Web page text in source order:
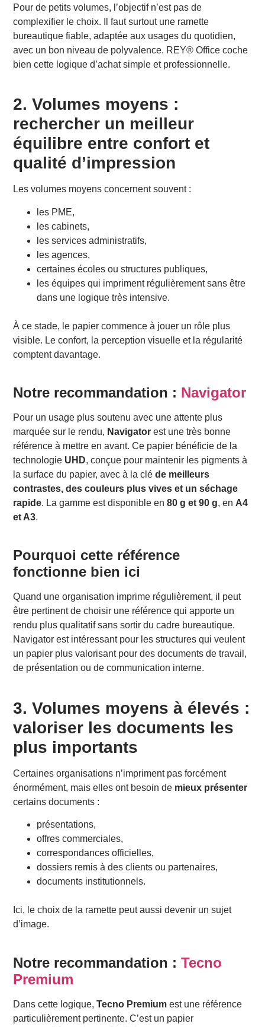
Pour de petits volumes, l’objectif n’est pas de
complexifier le choix. Il faut surtout une ramette
bureautique fiable, adaptée aux usages du quotidien,
avec un bon niveau de polyvalence. REY® Office coche
bien cette logique d’achat simple et professionnelle.
2. Volumes moyens :
rechercher un meilleur
équilibre entre confort et
qualité d’impression
Les volumes moyens concernent souvent :
les PME,
les cabinets,
les services administratifs,
les agences,
certaines écoles ou structures publiques,
les équipes qui impriment régulièrement sans être
dans une logique très intensive.
À ce stade, le papier commence à jouer un rôle plus
visible. Le confort, la perception visuelle et la régularité
comptent davantage.
Notre recommandation : Navigator
Pour un usage plus soutenu avec une attente plus
marquée sur le rendu, Navigator est une très bonne
référence à mettre en avant. Ce papier bénéficie de la
technologie UHD, conçue pour maintenir les pigments à
la surface du papier, avec à la cléde meilleurs
contrastes, des couleurs plus vives et un séchage
rapide. La gamme est disponible en80 g et 90 g, en A4
et A3.
Pourquoi cette référence
fonctionne bien ici
Quand une organisation imprime régulièrement, il peut
être pertinent de choisir une référence qui apporte un
rendu plus qualitatif sans sortir du cadre bureautique.
Navigator est intéressant pour les structures qui veulent
un papier plus valorisant pour des documents de travail,
de présentation ou de communication interne.
3. Volumes moyens à élevés :
valoriser les documents les
plus importants
Certaines organisations n’impriment pas forcément
énormément, mais elles ont besoin de mieux présenter
certains documents :
présentations,
offres commerciales,
correspondances officielles,
dossiers remis à des clients ou partenaires,
documents institutionnels.
Ici, le choix de la ramette peut aussi devenir un sujet
d’image.
Notre recommandation :Tecno
Premium
Dans cette logique,Tecno Premium est une référence
particulièrement pertinente. C’est un papier